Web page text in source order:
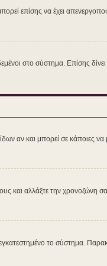
επίσης να έχει
στο σύστημα. Επίσης δίνει
αν και μπορεί σε κάποιες να
και αλλάξτε την χρονοζώνη
το σύστημα.